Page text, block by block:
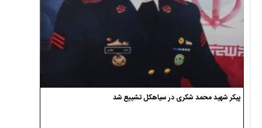
پیکر شهید محمد شکری در سیاهکل تشییع شد